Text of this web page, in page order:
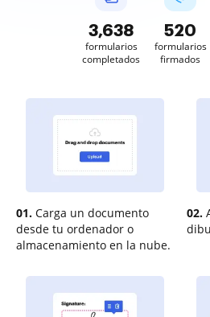
3,638
formularios
completados
520
formularios
firmados
01. Carga un documento
desde tu ordenador o
almacenamiento en la nube.
02.